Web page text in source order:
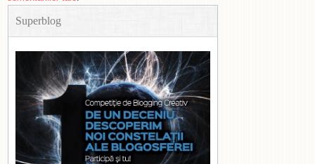
Superblog